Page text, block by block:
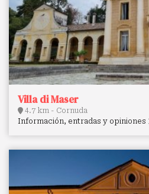
Villa di Maser
4.7 km - Cornuda
Información, entradas y opiniones